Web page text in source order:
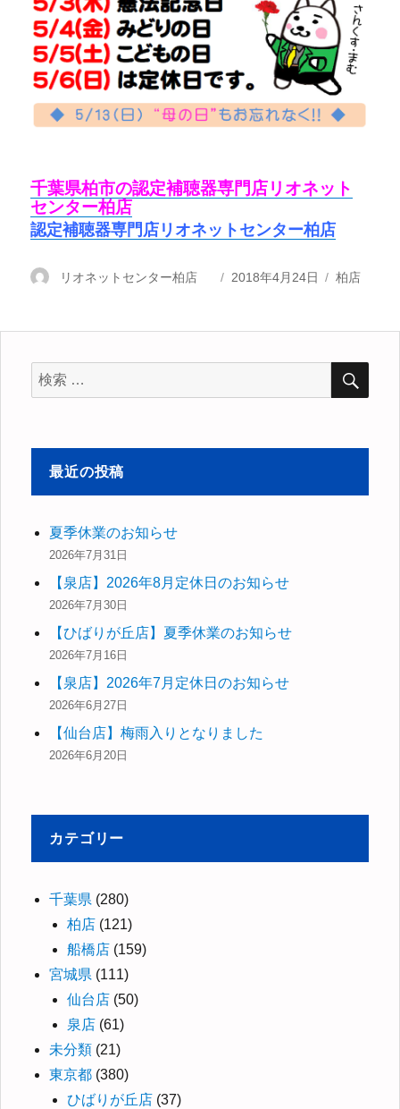
千葉県柏市の認定補聴器専門店リオネット
センター柏店
認定補聴器専門店リオネットセンター柏店
投
リオネットセンター柏店
投
2018年4月24日
カ
ー
柏店
検
索
象:
検
最近の投稿
夏季休業のお知らせ
2026年7月31日
【泉店】2026年8月定休日のお知らせ
2026年7月30日
【ひばりが丘店】夏季休業のお知らせ
2026年7月16日
【泉店】2026年7月定休日のお知らせ
2026年6月27日
【仙台店】梅雨入りとなりました
2026年6月20日
カテゴリー
千葉県 (280)
柏店 (121)
船橋店 (159)
宮城県 (111)
仙台店 (50)
泉店 (61)
未分類 (21)
東京都 (380)
ひばりが丘店 (37)